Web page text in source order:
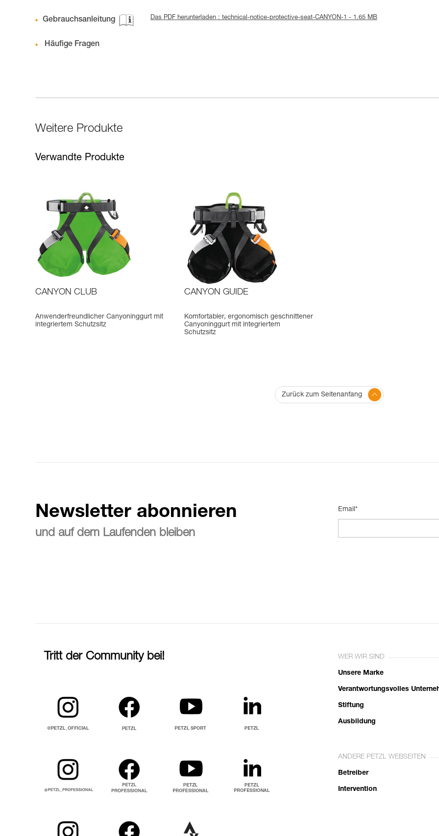
Gebrauchsanleitung Das PDF herunterladen : technical-notice-protective-seat-CANYON-1 - 1.65 MB
Häufige Fragen
Weitere Produkte
Verwandte Produkte
CANYON CLUB
Anwenderfreundlicher Canyoninggurt mit
integriertem Schutzsitz
CANYON GUIDE
Komfortabler, ergonomisch geschnittener
Canyoninggurt mit integriertem
Schutzsitz
Zurück zum Seitenanfang
Newsletter abonnieren
und auf dem Laufenden bleiben
Email*
Tritt der Community bei! WER WIR SIND
Unsere Marke
Verantwortungsvolles
Stiftung
Ausbildung
ANDERE PETZL WEBSEITEN
Betreiber
Intervention